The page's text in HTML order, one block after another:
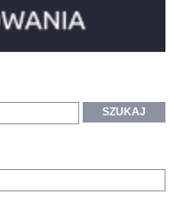
SZUKAJ